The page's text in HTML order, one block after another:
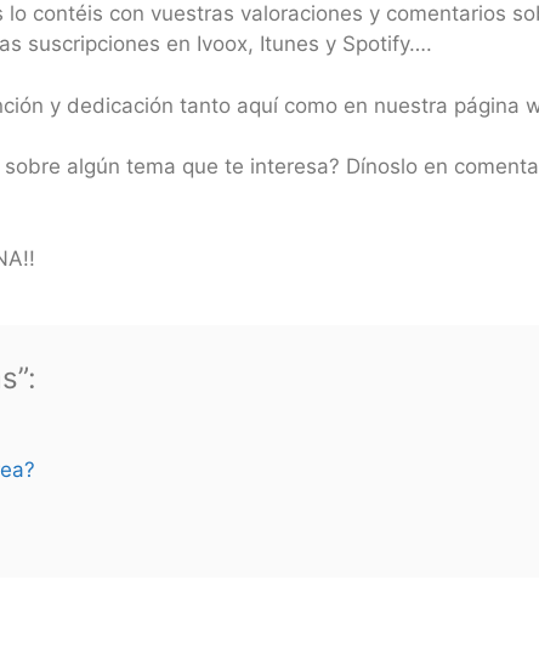
contéis con vuestras valoraciones y comentarios
suscripciones en Ivoox, Itunes y Spotify….
y dedicación tanto aquí como en nuestra página
algún tema que te interesa? Dínoslo en